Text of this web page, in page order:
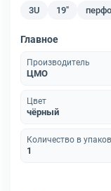
3U 19"
Главное
Производитель
ЦМО
Цвет
чёрный
Количество в
1